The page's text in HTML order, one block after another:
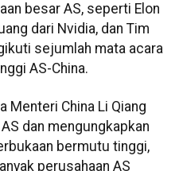
besar AS, seperti Elon
dari Nvidia, dan Tim
sejumlah mata acara
AS-China.
Menteri China Li Qiang
dan mengungkapkan
bermutu tinggi,
perusahaan AS